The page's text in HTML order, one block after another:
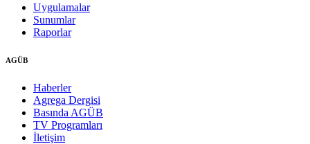
Uygulamalar
Sunumlar
Raporlar
AGÜB
Haberler
Agrega Dergisi
Basında AGÜB
TV Programları
İletişim